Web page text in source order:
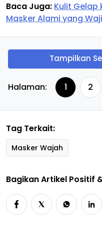
Baca Juga: Kulit Gelap
Masker Alami yang
Tampilkan
Halaman: 1 2
Tag Terkait:
Masker Wajah
Bagikan Artikel Positif